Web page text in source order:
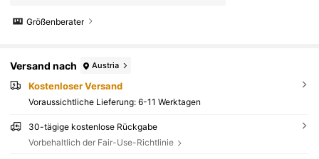
Größenberater
Versand nach Austria
Kostenloser Versand
Voraussichtliche Lieferung: 6-11 Werktagen
30-tägige kostenlose Rückgabe
Vorbehaltlich der Fair-Use-Richtlinie